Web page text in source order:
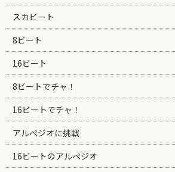
スカビート
8ビート
16ビート
8ビートでチャ！
16ビートでチャ！
アルペジオに挑戦
16ビートのアルペジオ